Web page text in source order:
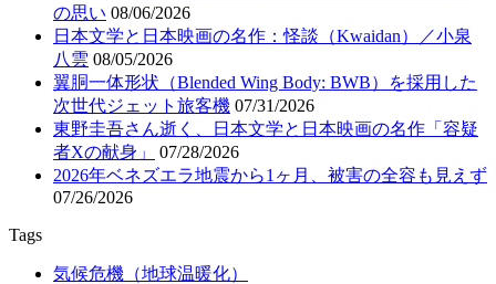
の思い 08/06/2026
日本文学と日本映画の名作：怪談（Kwaidan）／小泉
八雲 08/05/2026
翼胴一体形状（Blended Wing Body: BWB）を採用した
次世代ジェット旅客機 07/31/2026
東野圭吾さん逝く、日本文学と日本映画の名作「容疑
者Xの献身」
07/28/2026
2026年ベネズエラ地震から1ヶ月、被害の全容も見えず
07/26/2026
Tags
気候危機（地球温暖化）